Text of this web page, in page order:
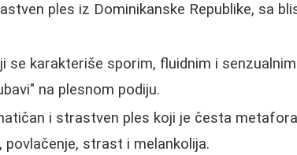
ples iz Dominikanske Republike, sa
se karakteriše sporim, fluidnim i
na plesnom podiju.
i strastven ples koji je česta
strast i melankolija.